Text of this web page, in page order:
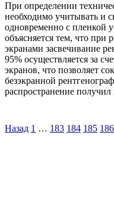
При определении
необходимо учитывать и
одновременно с пленкой
объясняется тем, что
экранами засвечивание
95% осуществляется за
экранов, что позволяет
безэкранной
распространение
Назад 1 … 183 184 185 186